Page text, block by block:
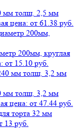
мм толщ. 2,5 мм
цена: от 61.38 руб.
200мм, круглая
от 15.10 руб.
мм толщ. 3,2 мм
цена: от 47.44 руб.
торта 32 мм
13 руб.